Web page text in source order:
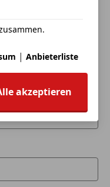
in nur einem
geben
| Anbieterliste
akzeptieren